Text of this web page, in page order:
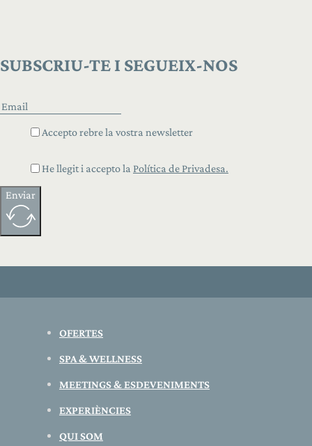
SUBSCRIU-TE I SEGUEIX-NOS
Accepto rebre la vostra newsletter
He llegit i accepto la Política de Privadesa.
Enviar
OFERTES
SPA & WELLNESS
MEETINGS & ESDEVENIMENTS
EXPERIÈNCIES
QUI SOM